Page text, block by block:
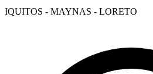
IQUITOS - MAYNAS - LORETO